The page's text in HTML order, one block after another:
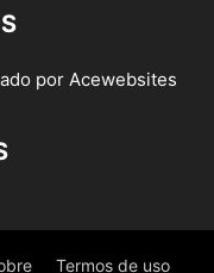
por Acewebsites
Termos de uso